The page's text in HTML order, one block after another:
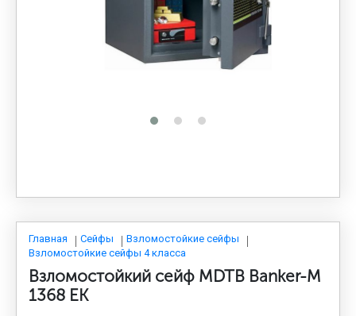
ПРОИЗВОДСТВЕННАЯ МЕБЕЛЬ
МЕДИЦИНСКАЯ МЕБЕЛЬ
СИСТЕМЫ ХРАНЕНИЯ
МЕБЕЛЬ ДЛЯ ДОМА
МЕБЕЛЬ ДЛЯ СТОЛОВЫХ
Главная Сейфы
Взломостойкие сейфы
Взломостойкие сейфы 4 класса
Взломостойкий сейф MDTB Banker-M
1368 EK